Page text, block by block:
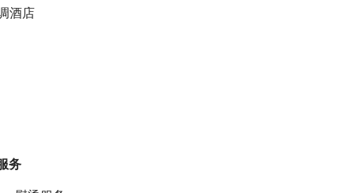
酒店
务